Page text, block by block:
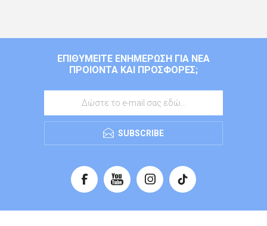
ΕΠΙΘΥΜΕΊΤΕ ΕΝΗΜΈΡΩΣΗ ΓΙΑ ΝΈΑ
ΠΡΟΙΌΝΤΑ ΚΑΙ ΠΡΟΣΦΟΡΈΣ;
SUBSCRIBE